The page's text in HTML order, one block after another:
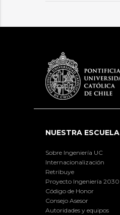
NUESTRA ESCUELA
Sobre Ingeniería UC
Internacionalización
Retribuye
Proyecto Ingeniería 2030
Código de Honor
Consejo Asesor
Autoridades y equipos